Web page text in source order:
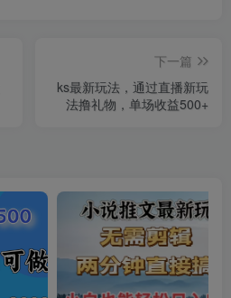
下一篇
ks最新玩法，通过直播新玩
法撸礼物，单场收益500+